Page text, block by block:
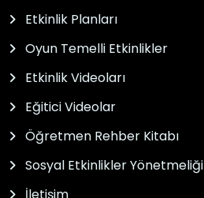
Etkinlik Planları
Oyun Temelli Etkinlikler
Etkinlik Videoları
Eğitici Videolar
Öğretmen Rehber Kitabı
Sosyal Etkinlikler Yönetmeliği
İletişim